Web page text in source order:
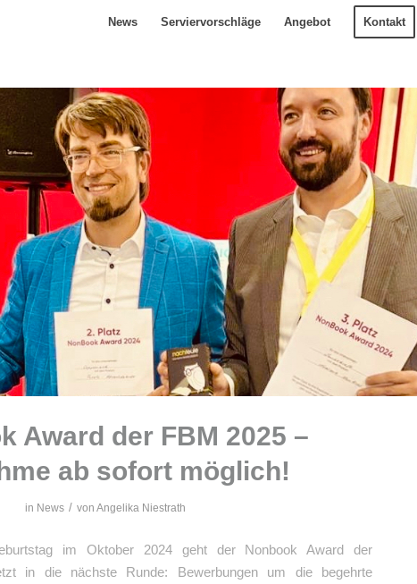
News Serviervorschläge Angebot Kontakt
Award der FBM 2025 –
ab sofort möglich!
in News / von Angelika Niestrath
im Oktober 2024 geht der Nonbook Award der
in die nächste Runde: Bewerbungen um die begehrte